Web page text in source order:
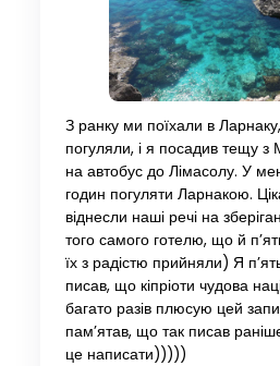
З ранку ми поїхали в
погуляли, і я посадив тещу
на автобус до Лімасолу. У
годин погуляти Ларнакою.
віднесли наші речі на
того самого готелю, що й
їх з радістю прийняли) Я
писав, що кіпріоти чудова
багато разів плюсую цей
пам’ятав, що так писав
це написати)))))